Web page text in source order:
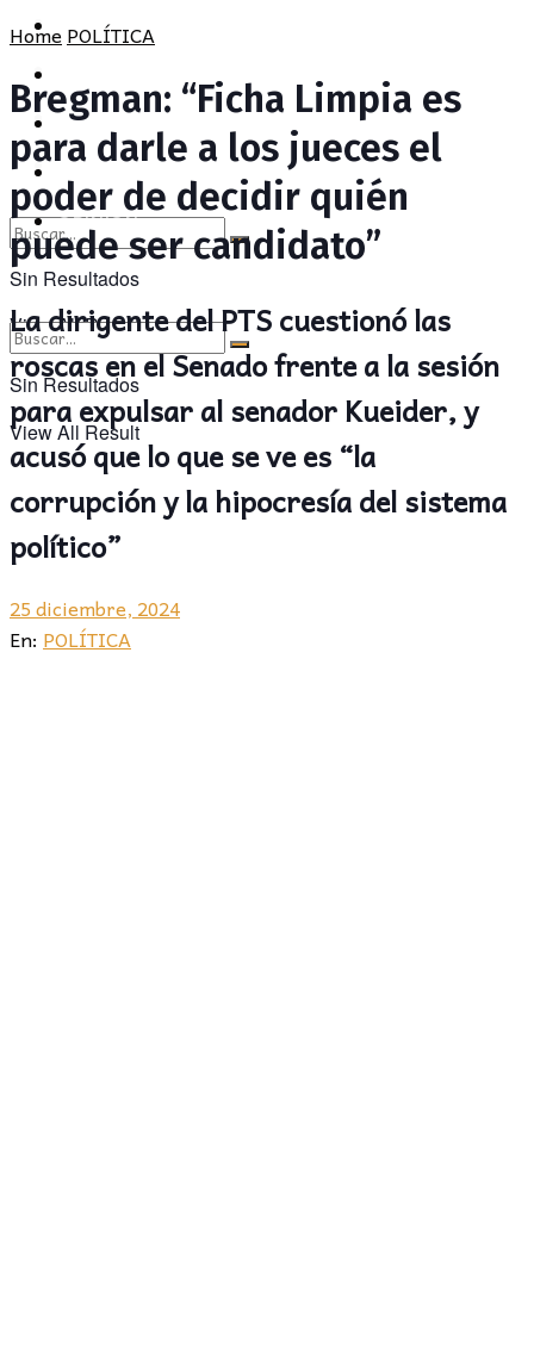
POLÍTICA
CULTURA
OPINIÓN
Sin Resultados
View All Result
PROVINCIA
SOCIEDAD
OPINIÓN
Sin Resultados
View All Result
HomePOLÍTICA
Bregman: “Ficha Limpia es
para darle a los jueces el
poder de decidir quién
puede ser candidato”
La dirigente del PTS cuestionó las
roscas en el Senado frente a la sesión
para expulsar al senador Kueider, y
acusó que lo que se ve es “la
corrupción y la hipocresía del sistema
político”
25 diciembre, 2024
En: POLÍTICA